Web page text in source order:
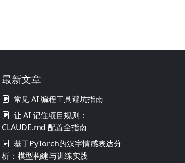
最新文章
常见 AI 编程工具避坑指南
让 AI 记住项目规则：
CLAUDE.md 配置全指南
基于PyTorch的汉字情感表达分
析：模型构建与训练实践